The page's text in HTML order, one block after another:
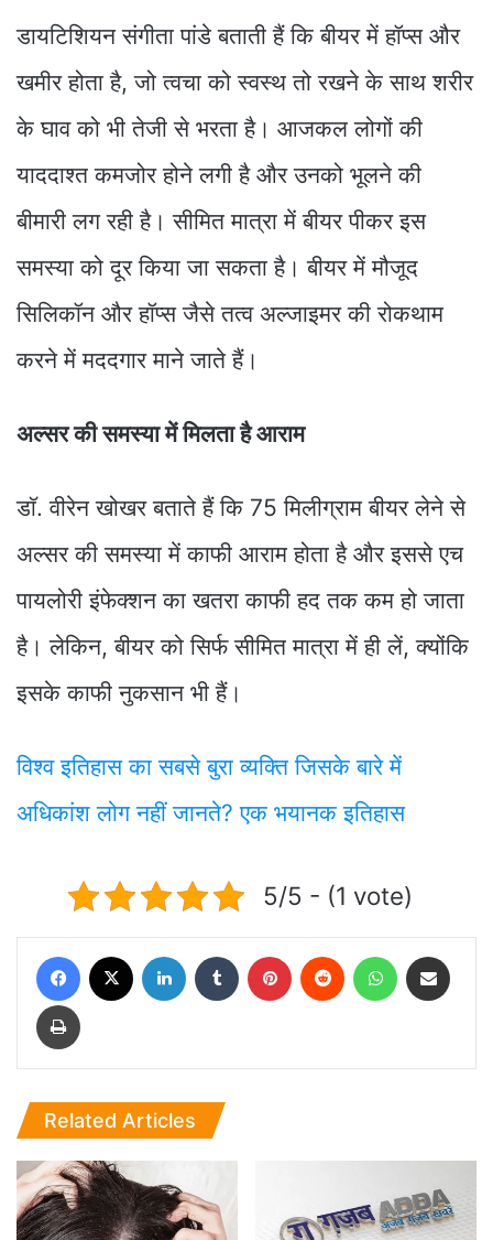
डायटिशियन संगीता पांडे बताती हैं कि बीयर में हॉप्स और
खमीर होता है, जो त्वचा को स्वस्थ तो रखने के साथ शरीर
के घाव को भी तेजी से भरता है। आजकल लोगों की
याददाश्त कमजोर होने लगी है और उनको भूलने की
बीमारी लग रही है। सीमित मात्रा में बीयर पीकर इस
समस्या को दूर किया जा सकता है। बीयर में मौजूद
सिलिकॉन और हॉप्स जैसे तत्व अल्जाइमर की रोकथाम
करने में मददगार माने जाते हैं।
अल्सर की समस्या में मिलता है आराम
डाॅ. वीरेन खोखर बताते हैं कि 75 मिलीग्राम बीयर लेने से
अल्सर की समस्या में काफी आराम होता है और इससे एच
पायलोरी इंफेक्शन का खतरा काफी हद तक कम हो जाता
है। लेकिन, बीयर को सिर्फ सीमित मात्रा में ही लें, क्योंकि
इसके काफी नुकसान भी हैं।
विश्व इतिहास का सबसे बुरा व्यक्ति जिसके बारे में
अधिकांश लोग नहीं जानते? एक भयानक इतिहास
5/5 - (1 vote)
Facebook LinkedIn Tumblr Pinterest Reddit WhatsApp
Print
Related Articles